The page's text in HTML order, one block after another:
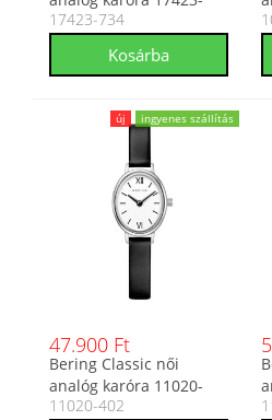
734
17423-734
új ingyenes szállítás
47.900 Ft
Bering Classic női
analóg karóra 11020-
402
11020-402